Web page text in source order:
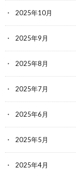
2025年10月
2025年9月
2025年8月
2025年7月
2025年6月
2025年5月
2025年4月